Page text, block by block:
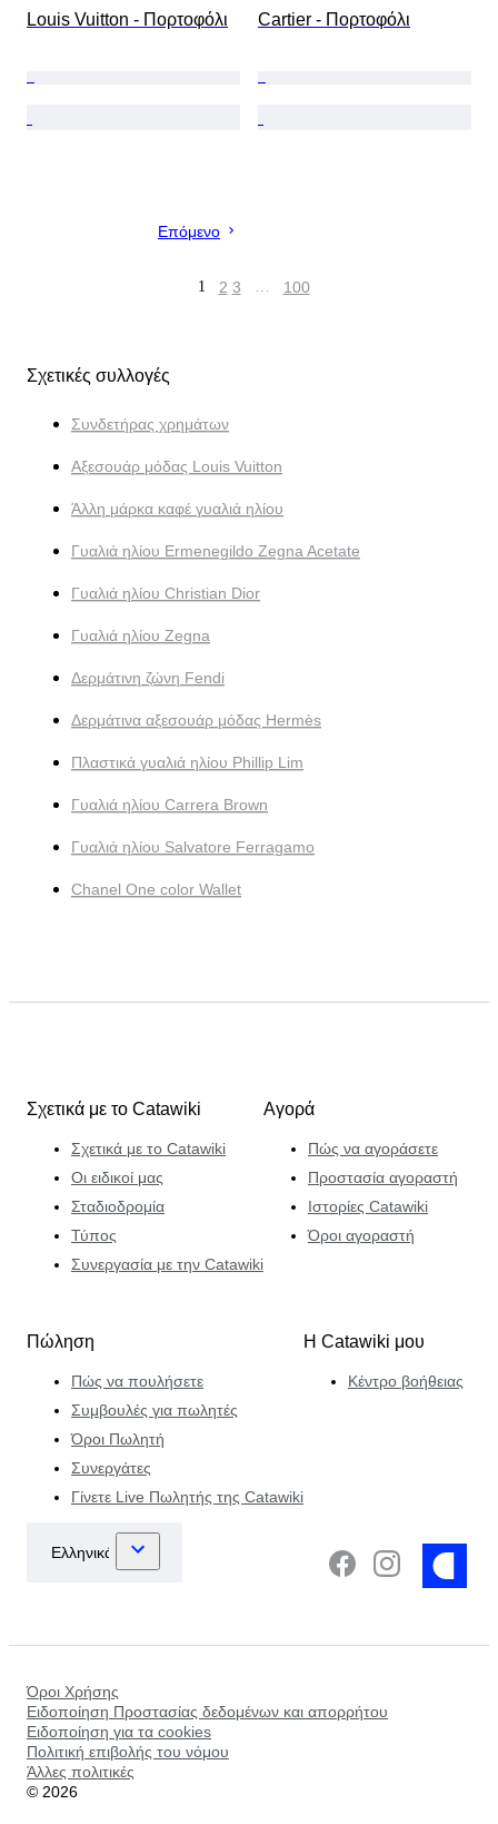
Louis Vuitton - Πορτοφόλι Cartier - Πορτοφόλι
Επόμενο
1 2 3 … 100
Σχετικές συλλογές
Συνδετήρας χρημάτων
Αξεσουάρ μόδας Louis Vuitton
Άλλη μάρκα καφέ γυαλιά ηλίου
Γυαλιά ηλίου Ermenegildo Zegna Acetate
Γυαλιά ηλίου Christian Dior
Γυαλιά ηλίου Zegna
Δερμάτινη ζώνη Fendi
Δερμάτινα αξεσουάρ μόδας Hermès
Πλαστικά γυαλιά ηλίου Phillip Lim
Γυαλιά ηλίου Carrera Brown
Γυαλιά ηλίου Salvatore Ferragamo
Chanel One color Wallet
Σχετικά με το Catawiki
Σχετικά με το Catawiki
Οι ειδικοί μας
Σταδιοδρομία
Τύπος
Συνεργασία με την Catawiki
Αγορά
Πώς να αγοράσετε
Προστασία αγοραστή
Ιστορίες Catawiki
Όροι αγοραστή
Πώληση
Πώς να πουλήσετε
Συμβουλές για πωλητές
Όροι Πωλητή
Συνεργάτες
Γίνετε Live Πωλητής της Catawiki
Η Catawiki μου
Κέντρο βοήθειας
Όροι Χρήσης
Ειδοποίηση Προστασίας δεδομένων και απορρήτου
Ειδοποίηση για τα cookies
Πολιτική επιβολής του νόμου
Άλλες πολιτικές
© 2026